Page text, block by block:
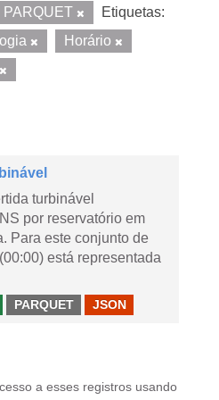
PARQUET
Etiquetas:
Horário
turbinável
por reservatório em
Para este conjunto de
está representada
PARQUET JSON
a esses registros usando